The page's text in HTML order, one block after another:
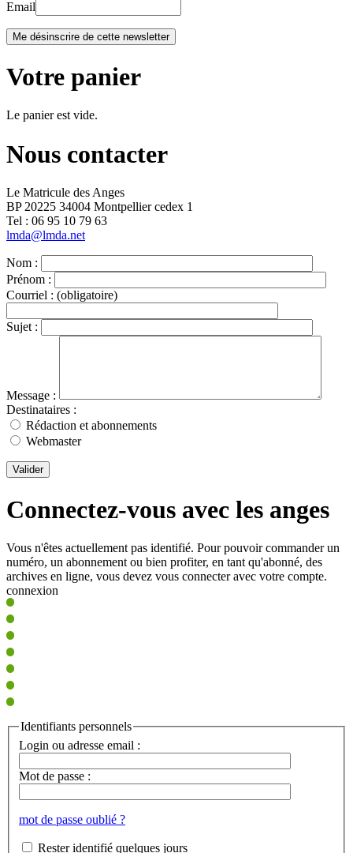
Email
Votre panier
Le panier est vide.
Nous contacter
Le Matricule des Anges
BP 20225 34004 Montpellier cedex 1
Tel : ‭06 95 10 79 63
lmda@lmda.net
Nom :
Prénom :
Courriel : (obligatoire)
Sujet :
Message :
Destinataires :
Rédaction et abonnements
Webmaster
Valider
Connectez-vous avec les anges
Vous n'êtes actuellement pas identifié. Pour pouvoir commander un
numéro, un abonnement ou bien profiter, en tant qu'abonné, des
archives en ligne, vous devez vous connecter avec votre compte.
connexion
Identifiants personnels
Login ou adresse email :
Mot de passe :
mot de passe oublié ?
Rester identifié quelques jours